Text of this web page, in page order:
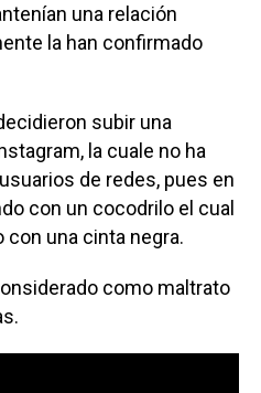
una relación
la han confirmado
subir una
la cuale no ha
de redes, pues en
con un cocodrilo el cual
una cinta negra.
como maltrato